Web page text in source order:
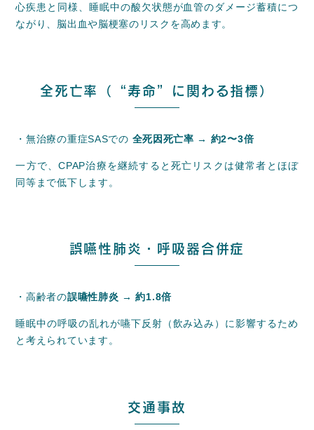
心疾患と同様、睡眠中の酸欠状態が血管のダメージ蓄積につ
ながり、脳出血や脳梗塞のリスクを高めます。
全死亡率（“寿命”に関わる指標）
・無治療の重症SASでの 全死因死亡率 → 約2〜3倍
一方で、CPAP治療を継続すると死亡リスクは健常者とほぼ
同等まで低下します。
誤嚥性肺炎・呼吸器合併症
・高齢者の誤嚥性肺炎 → 約1.8倍
睡眠中の呼吸の乱れが嚥下反射（飲み込み）に影響するため
と考えられています。
交通事故